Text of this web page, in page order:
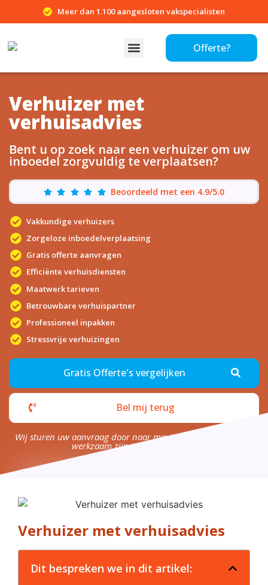
Meer dan 1.100 aangesloten vakspecialisten
Offerte?
Verhuizer met
verhuisadvies
Bent u op zoek naar een verhuizer om uw
inboedel zorgvuldig te verplaatsen?
Beoordeeld met een 4.9/5.0
Vakkundige verhuizers
Zorgeloze inboedelverplaatsing
Gratis offerte aanvragen
Efficiënte verhuisdiensten
Maatwerk tarieven
Betrouwbare verhuispartner
Professioneel inpakken
Stressvrije verhuizingen
Gratis Offerte's vergelijken
Bel mij terug
Wij sturen uw aanvraag door naar maximaal 4 bedrijven die
werkzaam zijn in uw omgeving.
Verhuizer met verhuisadvies
Dit bespreken we in dit artikel: